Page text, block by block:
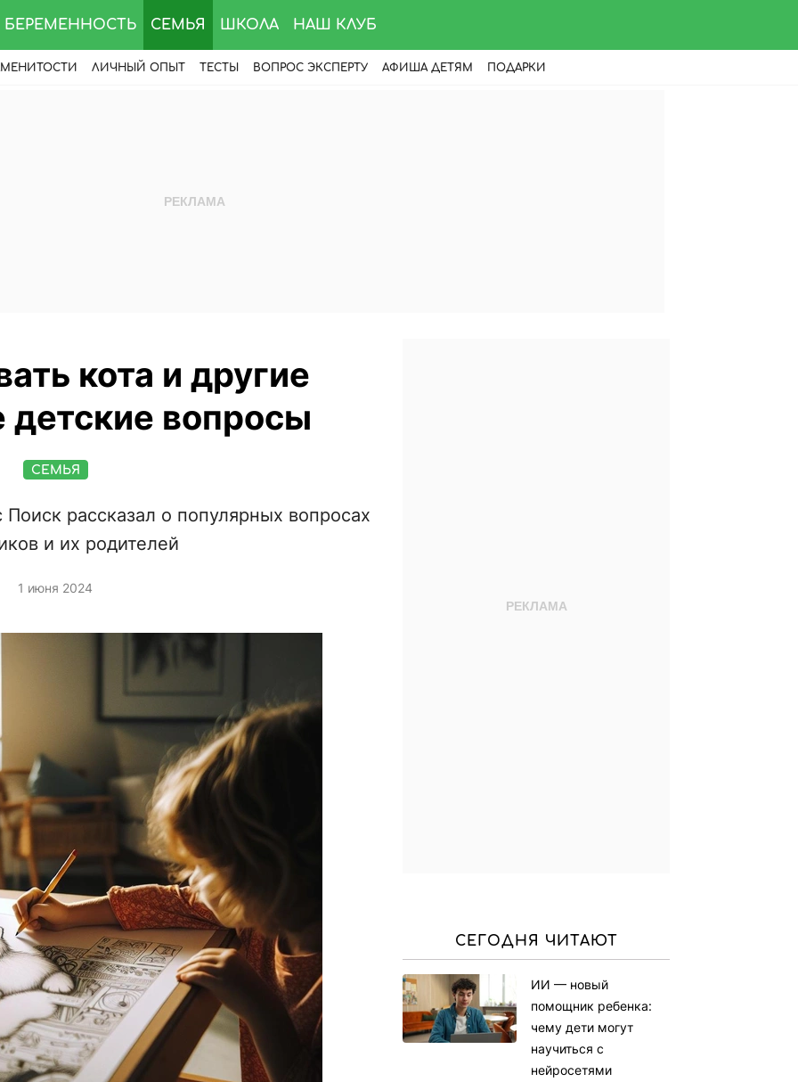
БЕРЕМЕННОСТЬ СЕМЬЯ ШКОЛА НАШ КЛУБ
ЛИЧНЫЙ ОПЫТ ТЕСТЫ ВОПРОС ЭКСПЕРТУ АФИША ДЕТЯМ ПОДАРКИ
кота и другие
детские вопросы
СЕМЬЯ
рассказал о популярных вопросах
и их родителей
1 июня 2024
СЕГОДНЯ ЧИТАЮТ
ИИ — новый
помощник ребенка:
чему дети могут
научиться с
нейросетями